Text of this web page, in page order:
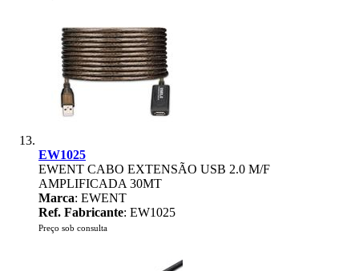
EW1025
EWENT CABO EXTENSÃO USB 2.0 M/F
AMPLIFICADA 30MT
Marca: EWENT
Ref. Fabricante: EW1025
Preço sob consulta